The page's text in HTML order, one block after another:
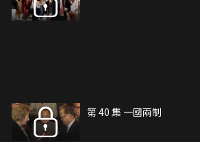
第 40 集 一國兩制